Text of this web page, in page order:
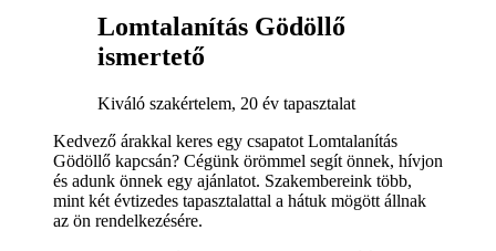
Lomtalanítás Gödöllő
ismertető
Kiváló szakértelem, 20 év tapasztalat
Kedvező árakkal keres egy csapatot Lomtalanítás
Gödöllő kapcsán? Cégünk örömmel segít önnek, hívjon
és adunk önnek egy ajánlatot. Szakembereink több,
mint két évtizedes tapasztalattal a hátuk mögött állnak
az ön rendelkezésére.